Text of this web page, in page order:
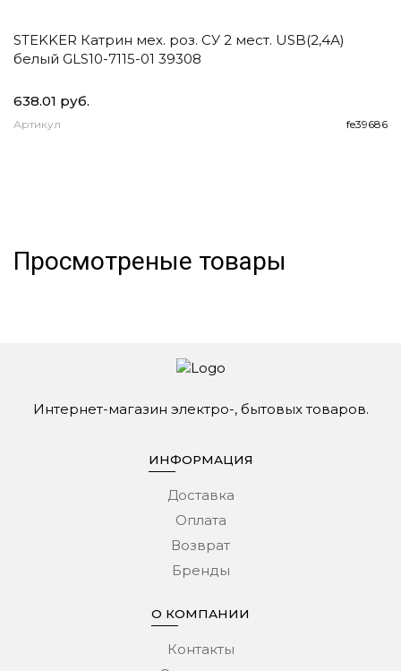
STEKKER Катрин мех. роз. СУ 2 мест. USB(2,4А)
белый GLS10-7115-01 39308
638.01 руб.
Артикул fe39686
Просмотреные товары
Интернет-магазин электро-, бытовых товаров.
ИНФОРМАЦИЯ
Доставка
Оплата
Возврат
Бренды
О КОМПАНИИ
Контакты